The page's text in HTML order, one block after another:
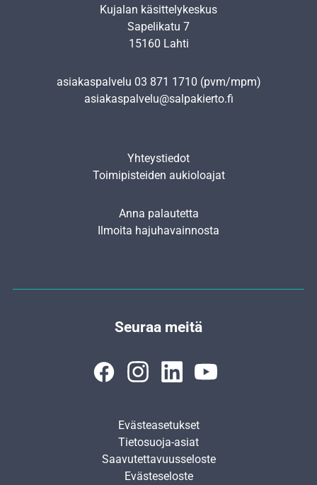
Kujalan käsittelykeskus
Sapelikatu 7
15160 Lahti
asiakaspalvelu 03 871 1710 (pvm/mpm)
asiakaspalvelu@salpakierto.fi
Yhteystiedot
Toimipisteiden aukioloajat
Anna palautetta
Ilmoita hajuhavainnosta
Seuraa meitä
Evästeasetukset
Tietosuoja-asiat
Saavutettavuusseloste
Evästeseloste